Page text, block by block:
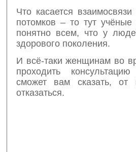
Что касается
потомков – то тут учёные
понятно всем, что у
здорового поколения.
И всё-таки женщинам во
проходить
сможет вам сказать,
отказаться.